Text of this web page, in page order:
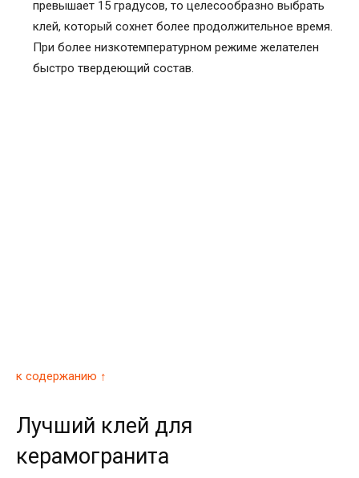
превышает 15 градусов, то целесообразно выбрать
клей, который сохнет более продолжительное время.
При более низкотемпературном режиме желателен
быстро твердеющий состав.
к содержанию ↑
Лучший клей для
керамогранита